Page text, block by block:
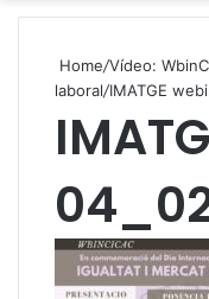
Home/Vídeo:
laboral/IMATGE